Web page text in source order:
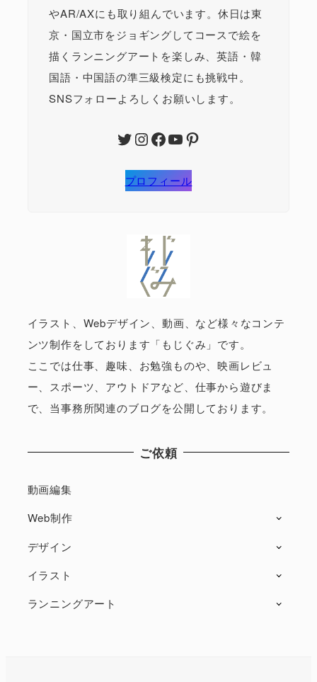
やAR/AXにも取り組んでいます。休日は東
京・国立市をジョギングしてコースで絵を
描くランニングアートを楽しみ、英語・韓
国語・中国語の準三級検定にも挑戦中。
SNSフォローよろしくお願いします。
Twitter InstagramFacebook YouTube Pinterest
プロフィール
イラスト、Webデザイン、動画、など様々なコンテ
ンツ制作をしております「もじぐみ」です。
ここでは仕事、趣味、お勉強ものや、映画レビュ
ー、スポーツ、アウトドアなど、仕事から遊びま
で、当事務所関連のブログを公開しております。
ご依頼
動画編集
Web制作
デザイン
イラスト
ランニングアート